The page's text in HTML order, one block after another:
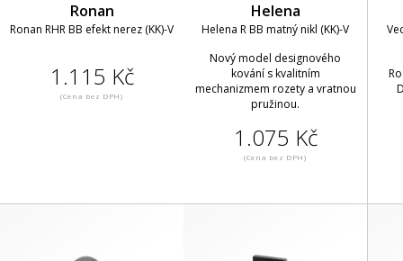
Ronan
Ronan RHR BB efekt nerez (KK)-V
1.115 Kč
(Cena bez DPH)
Helena
Helena R BB matný nikl (KK)-V
Nový model designového
kování s kvalitním
mechanizmem rozety a vratnou
pružinou.
1.075 Kč
(Cena bez DPH)